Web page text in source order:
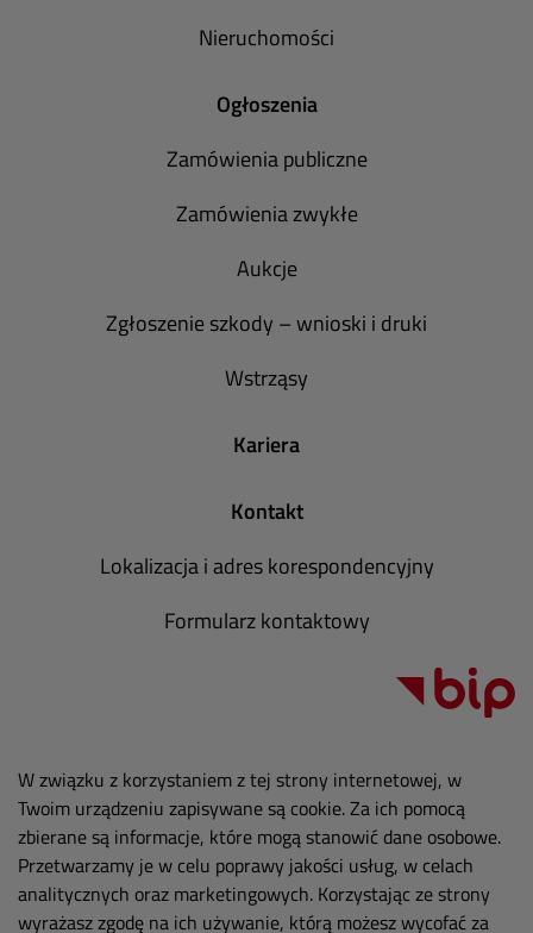
Nieruchomości
Ogłoszenia
Zamówienia publiczne
Zamówienia zwykłe
Aukcje
Zgłoszenie szkody – wnioski i druki
Wstrząsy
Kariera
Kontakt
Lokalizacja i adres korespondencyjny
Formularz kontaktowy
W związku z korzystaniem z tej strony internetowej, w
Twoim urządzeniu zapisywane są cookie. Za ich pomocą
zbierane są informacje, które mogą stanowić dane osobowe.
Przetwarzamy je w celu poprawy jakości usług, w celach
analitycznych oraz marketingowych. Korzystając ze strony
wyrażasz zgodę na ich używanie, którą możesz wycofać za